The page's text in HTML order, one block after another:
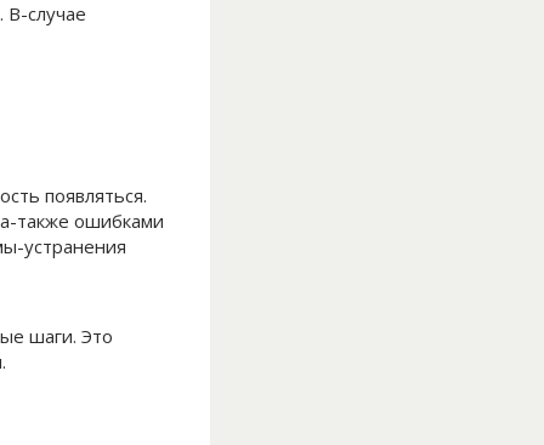
случае
появляться.
также ошибками
устранения
шаги. Это